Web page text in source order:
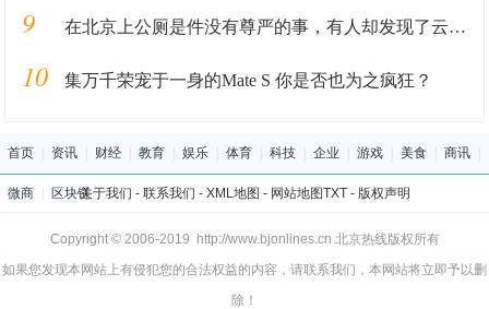
9 在北京上公厕是件没有尊严的事，有人却发现了云纸这个商机
10 集万千荣宠于一身的Mate S 你是否也为之疯狂？
首页 资讯 财经 教育 娱乐 体育 科技 企业 游戏 美食 商讯
微商 区块链关于我们 - 联系我们 - XML地图 - 网站地图TXT- 版权声明
Copyright © 2006-2019 http://www.bjonlines.cn 北京热线版权所有
如果您发现本网站上有侵犯您的合法权益的内容，请联系我们，本网站将立即予以删
除！